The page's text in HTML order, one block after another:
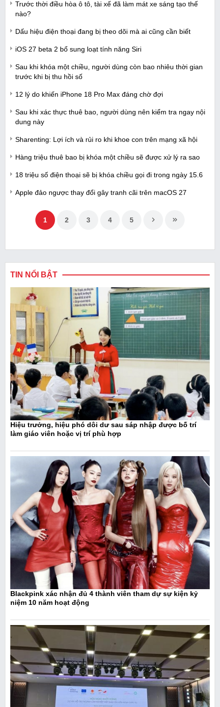
Trước thời điều hòa ô tô, tài xế đã làm mát xe sáng tạo thế
nào?
Dấu hiệu điện thoại đang bị theo dõi mà ai cũng cần biết
iOS 27 beta 2 bổ sung loạt tính năng Siri
Sau khi khóa một chiều, người dùng còn bao nhiêu thời gian
trước khi bị thu hồi số
12 lý do khiến iPhone 18 Pro Max đáng chờ đợi
Sau khi xác thực thuê bao, người dùng nên kiểm tra ngay nội
dung này
Sharenting: Lợi ích và rủi ro khi khoe con trên mạng xã hội
Hàng triệu thuê bao bị khóa một chiều sẽ được xử lý ra sao
18 triệu số điện thoại sẽ bị khóa chiều gọi đi trong ngày 15.6
Apple đảo ngược thay đổi gây tranh cãi trên macOS 27
1 2 3 4 5
TIN NỔI BẬT
Hiệu trưởng, hiệu phó dôi dư sau sáp nhập được bố trí
làm giáo viên hoặc vị trí phù hợp
Blackpink xác nhận đủ 4 thành viên tham dự sự kiện kỷ
niệm 10 năm hoạt động